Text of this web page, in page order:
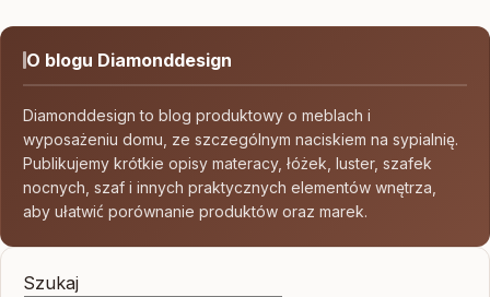
O blogu Diamonddesign
Diamonddesign to blog produktowy o meblach i
wyposażeniu domu, ze szczególnym naciskiem na sypialnię.
Publikujemy krótkie opisy materacy, łóżek, luster, szafek
nocnych, szaf i innych praktycznych elementów wnętrza,
aby ułatwić porównanie produktów oraz marek.
Szukaj